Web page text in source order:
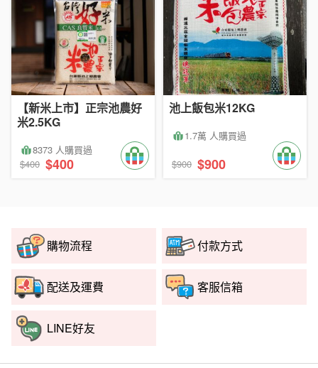
【新米上市】正宗池農好
米2.5KG
8373 人購買過
$400 $400
池上飯包米12KG
1.7萬 人購買過
$900 $900
購物流程 付款方式
配送及運費 客服信箱
LINE好友